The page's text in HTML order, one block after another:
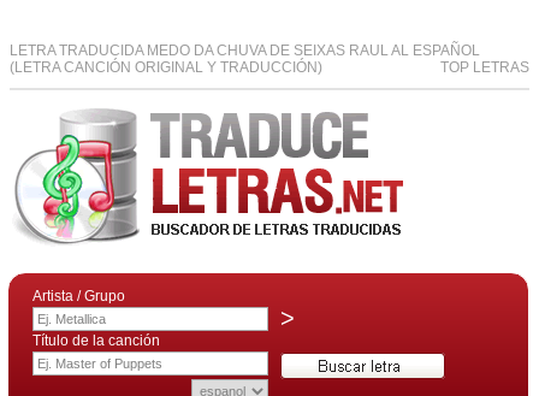
LETRA TRADUCIDA MEDO DA CHUVA DE SEIXAS RAUL AL ESPAÑOL
(LETRA CANCIÓN ORIGINAL Y TRADUCCIÓN)
TOP LETRAS
Artista / Grupo
>
Título de la canción